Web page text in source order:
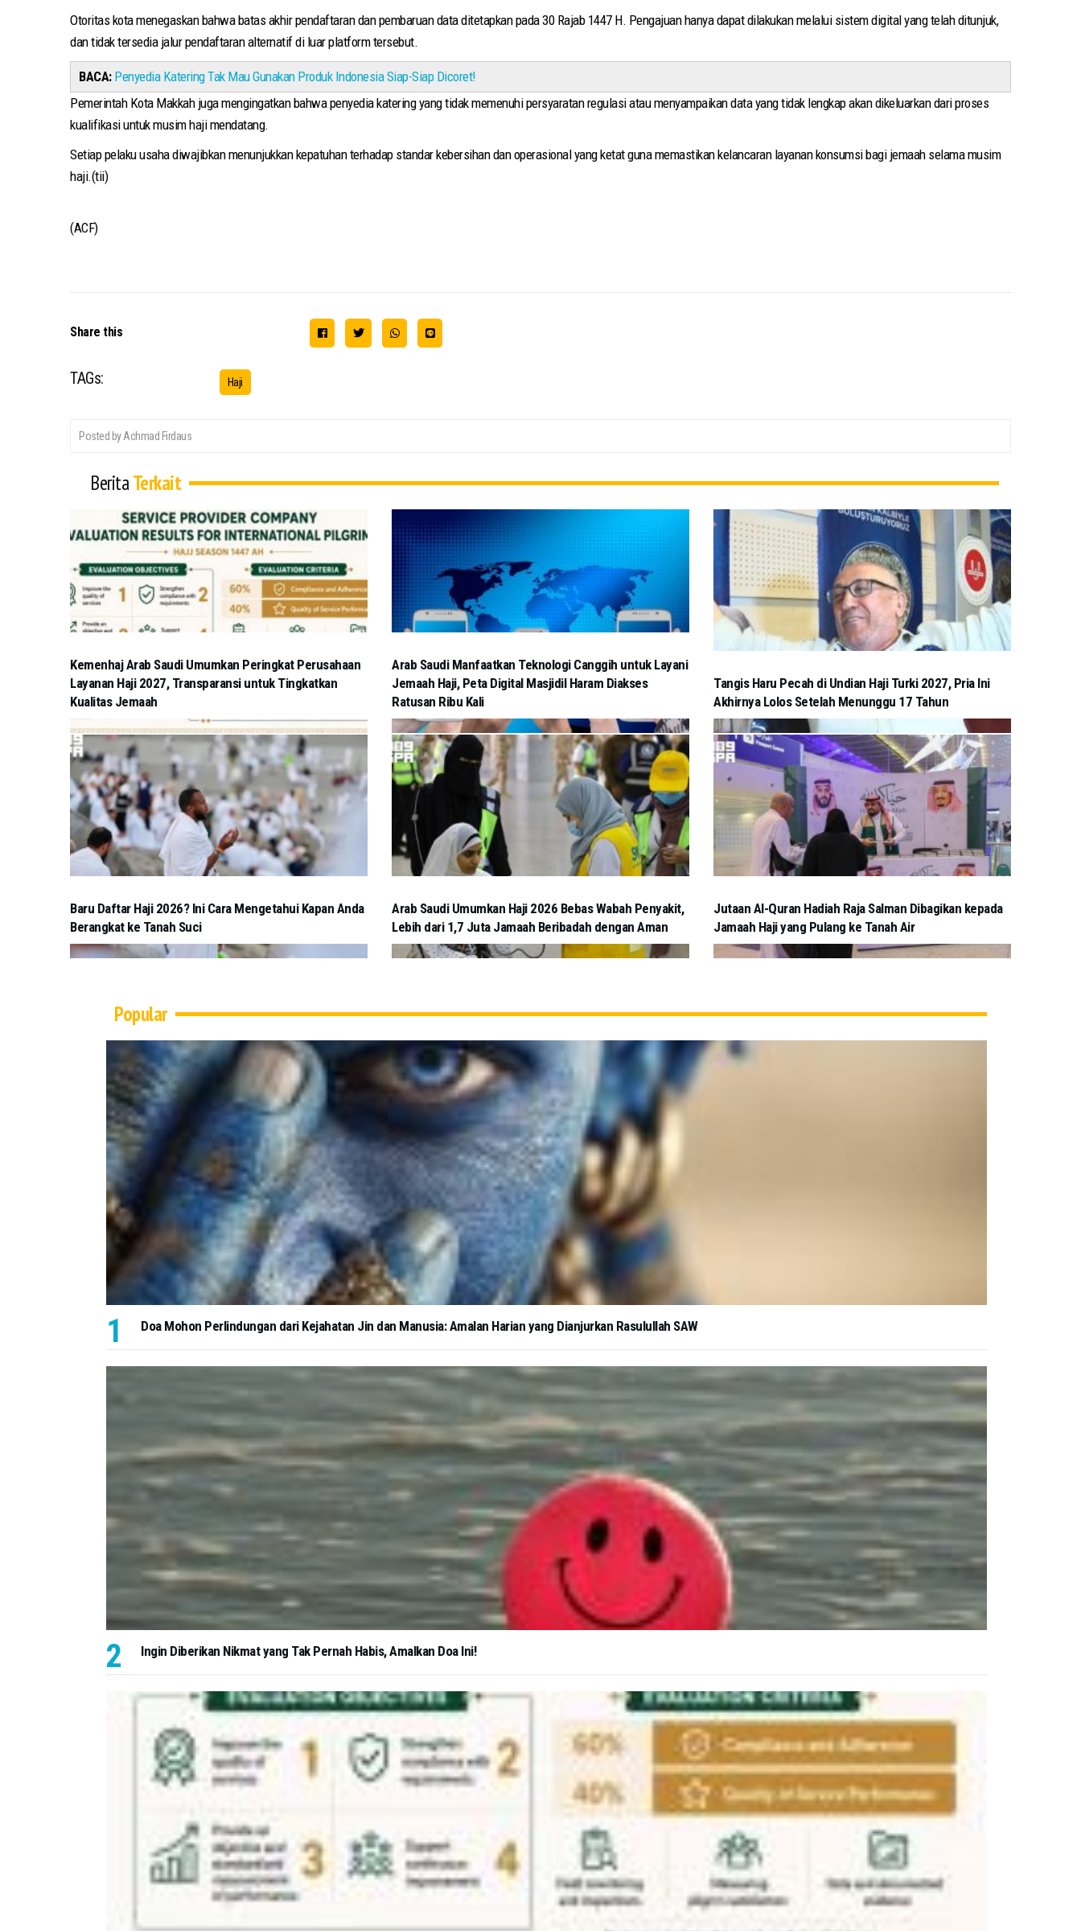
Otoritas kota menegaskan bahwa batas akhir pendaftaran dan pembaruan data ditetapkan pada 30 Rajab 1447 H. Pengajuan hanya dapat dilakukan melalui sistem digital yang telah ditunjuk,
dan tidak tersedia jalur pendaftaran alternatif di luar platform tersebut.
BACA: Penyedia Katering Tak Mau Gunakan Produk Indonesia Siap-Siap Dicoret!
Pemerintah Kota Makkah juga mengingatkan bahwa penyedia katering yang tidak memenuhi persyaratan regulasi atau menyampaikan data yang tidak lengkap akan dikeluarkan dari proses
kualifikasi untuk musim haji mendatang.
Setiap pelaku usaha diwajibkan menunjukkan kepatuhan terhadap standar kebersihan dan operasional yang ketat guna memastikan kelancaran layanan konsumsi bagi jemaah selama musim
haji.(tii)
(ACF)
Share this
TAGs: Haji
Posted by Achmad Firdaus
BeritaTerkait
Kemenhaj Arab Saudi Umumkan Peringkat Perusahaan
Layanan Haji 2027, Transparansi untuk Tingkatkan
Kualitas Jemaah
Arab Saudi Manfaatkan Teknologi Canggih untuk Layani
Jemaah Haji, Peta Digital Masjidil Haram Diakses
Ratusan Ribu Kali
Tangis Haru Pecah di Undian Haji Turki 2027, Pria Ini
Akhirnya Lolos Setelah Menunggu 17 Tahun
Baru Daftar Haji 2026? Ini Cara Mengetahui Kapan Anda
Berangkat ke Tanah Suci
Arab Saudi Umumkan Haji 2026 Bebas Wabah Penyakit,
Lebih dari 1,7 Juta Jamaah Beribadah dengan Aman
Jutaan Al-Quran Hadiah Raja Salman Dibagikan kepada
Jamaah Haji yang Pulang ke Tanah Air
Popular
Doa Mohon Perlindungan dari Kejahatan Jin dan Manusia: Amalan Harian yang Dianjurkan Rasulullah SAW
Ingin Diberikan Nikmat yang Tak Pernah Habis, Amalkan Doa Ini!